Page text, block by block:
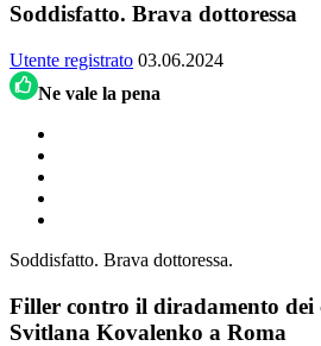
Soddisfatto. Brava dottoressa
Utente registrato 03.06.2024
Ne vale la pena
Soddisfatto. Brava dottoressa.
Filler contro il diradamento dei
Svitlana Kovalenko a Roma